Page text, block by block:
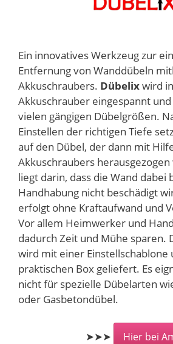
Ein innovatives Werkzeug zur
Entfernung von Wanddübeln
Akkuschraubers. Dübelixwird
Akkuschrauber eingespannt
vielen gängigen Dübelgrößen.
Einstellen der richtigen Tiefe
auf den Dübel, der dann mit
Akkuschraubers
liegt darin, dass die Wand dabei
Handhabung nicht beschädigt
erfolgt ohne Kraftaufwand und
Vor allem Heimwerker und
dadurch Zeit und Mühe sparen.
wird mit einer Einstellschablone
praktischen Box geliefert. Es
nicht für spezielle Dübelarten
oder Gasbetondübel.
➤➤➤ Hier bei